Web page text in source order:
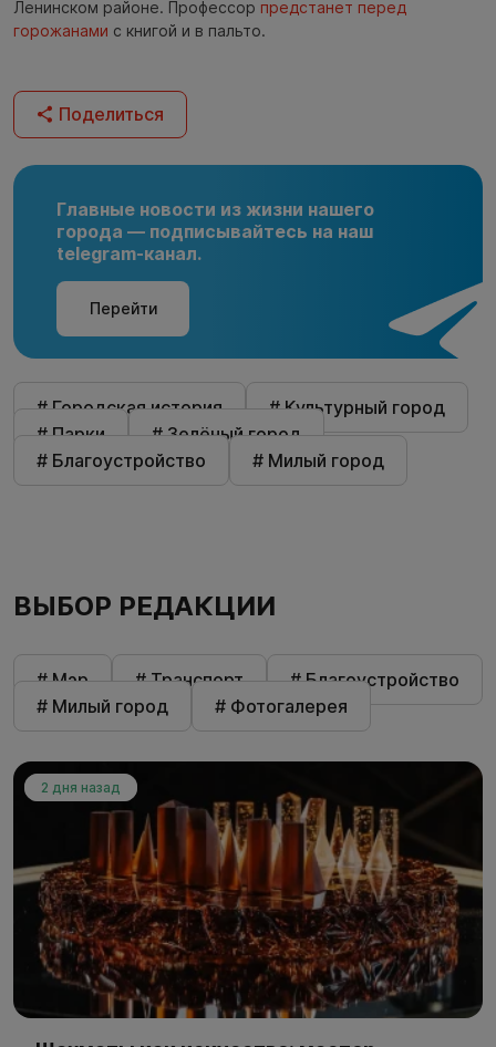
Ленинском районе. Профессор предстанет перед
горожанами с книгой и в пальто.
Поделиться
Главные новости из жизни нашего
города — подписывайтесь на наш
telegram-канал.
Перейти
# Городская история
# Культурный город
# Парки
# Зелёный город
# Благоустройство
# Милый город
ВЫБОР РЕДАКЦИИ
# Мэр # Транспорт
# Благоустройство
# Милый город
# Фотогалерея
2 дня назад